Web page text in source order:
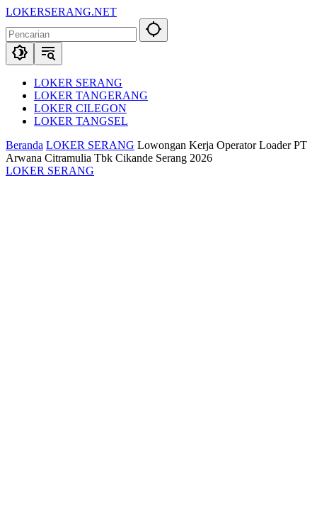
Langsung
konten
LOKERSERANG.NET
Lowongan
Kerja
Serang
SekitarnyaLOKER SERANG
LOKER TANGERANG
LOKER CILEGON
LOKER TANGSEL
Beranda LOKER SERANG Lowongan Kerja Operator Loader PT
Arwana Citramulia Tbk Cikande Serang 2026
LOKER SERANG